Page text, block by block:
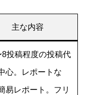
主な内容
8投稿程度の投稿代
心。レポートな
易レポート。フリ